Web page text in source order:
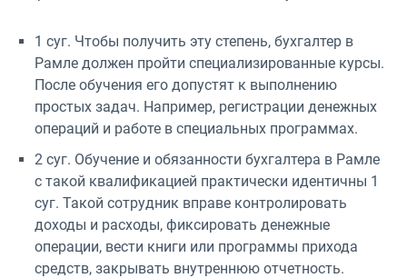
1 суг. Чтобы получить эту степень, бухгалтер в
Рамле должен пройти специализированные курсы.
После обучения его допустят к выполнению
простых задач. Например, регистрации денежных
операций и работе в специальных программах.
2 суг. Обучение и обязанности бухгалтера в Рамле
с такой квалификацией практически идентичны 1
суг. Такой сотрудник вправе контролировать
доходы и расходы, фиксировать денежные
операции, вести книги или программы прихода
средств, закрывать внутреннюю отчетность.